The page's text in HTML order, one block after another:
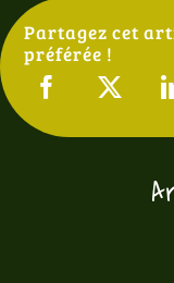
Partagez cet
préférée !